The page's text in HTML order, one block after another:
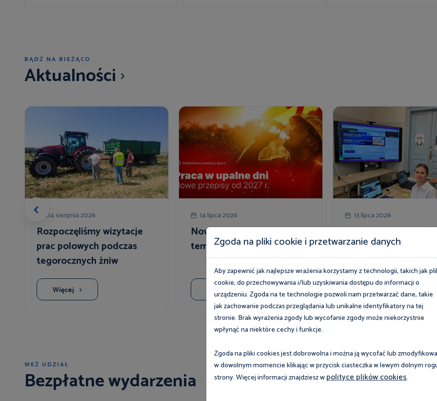
BĄDŹ NA BIEŻĄCO
Aktualności
04 sierpnia 2026
Rozpoczęliśmy wizytacje
prac polowych podczas
tegorocznych żniw
Więcej
14 lipca 2026
Nowe przepisy dotyczące
temperatur w miejscu pracy
Więcej
13 lipca 2026
Webinar „Legalność
zatrudnienia obywateli
Ukrainy"
Więcej
WEŹ UDZIAŁ
Bezpłatne wydarzenia
Zgoda na pliki cookie i przetwarzanie danych
Aby zapewnić jak najlepsze wrażenia korzystamy z technologii, takich jak
cookie, do przechowywania i/lub uzyskiwania dostępu do informacji o
urządzeniu. Zgoda na te technologie pozwoli nam przetwarzać dane, takie
jak zachowanie podczas przeglądania lub unikalne identyfikatory na tej
stronie. Brak wyrażenia zgody lub wycofanie zgody może niekorzystnie
wpłynąć na niektóre cechy i funkcje.
Zgoda na pliki cookies jest dobrowolna i można ją wycofać lub
w dowolnym momencie klikając w przycisk ciasteczka w lewym dolnym
strony. Więcej informacji znajdziesz wpolityce plików cookies.